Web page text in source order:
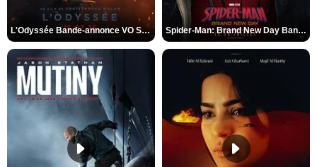
L'Odyssée Bande-annonce VO STFR Spider-Man: Brand New Day Bande-annonce VO STFR